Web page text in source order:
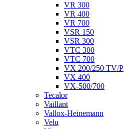
VR 300
VR 400
VR 700
VSR 150
VSR 300
VTC 300
VTC 700
VX 200/250 TV/P
VX 400
VX-500/700
Tecalor
Vaillant
Vallox-Heinemann
Velu